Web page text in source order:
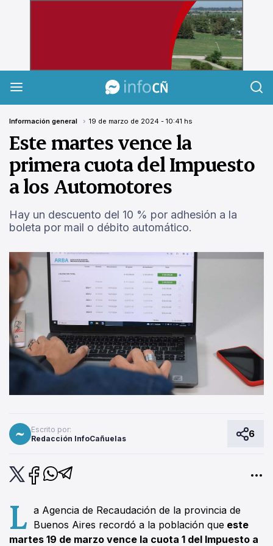
InfoCañuelas
Información general 19 de marzo de 2024 - 10:41 hs
Este martes vence la
primera cuota del Impuesto
a los Automotores
Hay un descuento del 10 % por adhesión a la
boleta por mail o débito automático.
Escrito por:
Redacción InfoCañuelas
6
L a Agencia de Recaudación de la provincia de
Buenos Aires recordó a la población que este
martes 19 de marzo vence la cuota 1 del Impuesto a